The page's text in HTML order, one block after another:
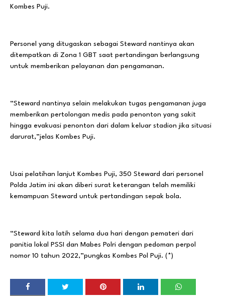
Kombes Puji.
Personel yang ditugaskan sebagai Steward nantinya akan
ditempatkan di Zona 1 GBT saat pertandingan berlangsung
untuk memberikan pelayanan dan pengamanan.
“Steward nantinya selain melakukan tugas pengamanan juga
memberikan pertolongan medis pada penonton yang sakit
hingga evakuasi penonton dari dalam keluar stadion jika situasi
darurat,”jelas Kombes Puji.
Usai pelatihan lanjut Kombes Puji, 350 Steward dari personel
Polda Jatim ini akan diberi surat keterangan telah memiliki
kemampuan Steward untuk pertandingan sepak bola.
“Steward kita latih selama dua hari dengan pemateri dari
panitia lokal PSSI dan Mabes Polri dengan pedoman perpol
nomor 10 tahun 2022,”pungkas Kombes Pol Puji. (*)